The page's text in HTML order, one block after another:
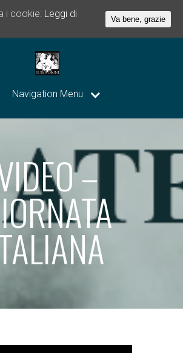
Navigation Menu
–
i cookie: Leggi di
Va bene, grazie